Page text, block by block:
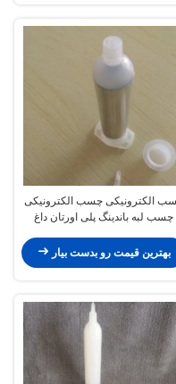
الکترونیکی چسب الکترونیکی
چسب لبه باندینگ پلی اورتان داغ
بهترین قیمت رو بدست بیار